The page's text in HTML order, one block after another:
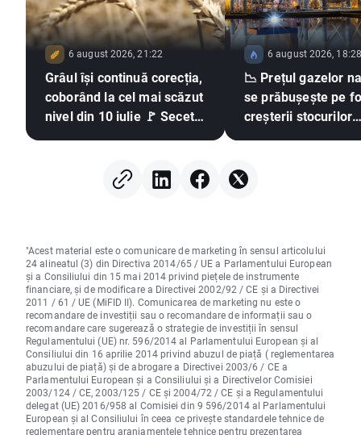
6 august 2026, 21:22
Grâul își continuă corecția,
coborând la cel mai scăzut
nivel din 10 iulie 🚩 Seceta,
6 august 2026, 18:28
📉 Prețul gazelor
se prăbușește pe
creșterii stocurilor
"Acest material este o comunicare de marketing în sensul articolului
24 alineatul (3) din Directiva 2014/65 / UE a Parlamentului European
și a Consiliului din 15 mai 2014 privind piețele de instrumente
financiare, și de modificare a Directivei 2002/92 / CE și a Directivei
2011 / 61 / UE (MiFID II). Comunicarea de marketing nu este o
recomandare de investiții sau o recomandare de informații sau o
recomandare care sugerează o strategie de investiții în sensul
Regulamentului (UE) nr. 596/2014 al Parlamentului European și al
Consiliului din 16 aprilie 2014 privind abuzul de piață ( reglementarea
abuzului de piață) și de abrogare a Directivei 2003/6 / CE a
Parlamentului European și a Consiliului și a Directivelor Comisiei
2003/124 / CE, 2003/125 / CE și 2004/72 / CE și a Regulamentului
delegat (UE) 2016/958 al Comisiei din 9 596/2014 al Parlamentului
European și al Consiliului în ceea ce privește standardele tehnice de
reglementare pentru aranjamentele tehnice pentru prezentarea